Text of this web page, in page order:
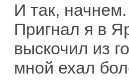
И так, начнем.
Пригнал я в
выскочил из
мной ехал